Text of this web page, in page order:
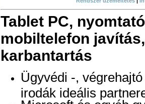
Tablet PC,
mobiltelefon
karbantartás
Ügyvédi -,
irodák ideális